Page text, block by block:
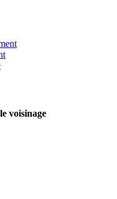
voisinage